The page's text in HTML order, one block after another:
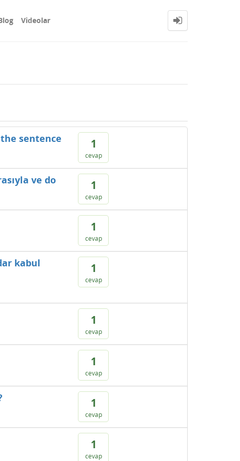
Videolar
1
cevap
sentence
1
cevap
ve do
1
cevap
1
cevap
kabul
1
cevap
1
cevap
1
cevap
1
cevap